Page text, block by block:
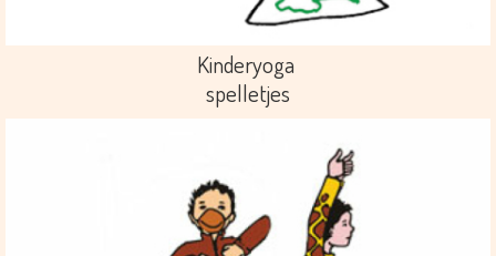
Kinderyoga
spelletjes